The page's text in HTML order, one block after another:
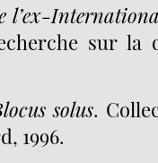
l’ex-
sur la
solus.
1996.